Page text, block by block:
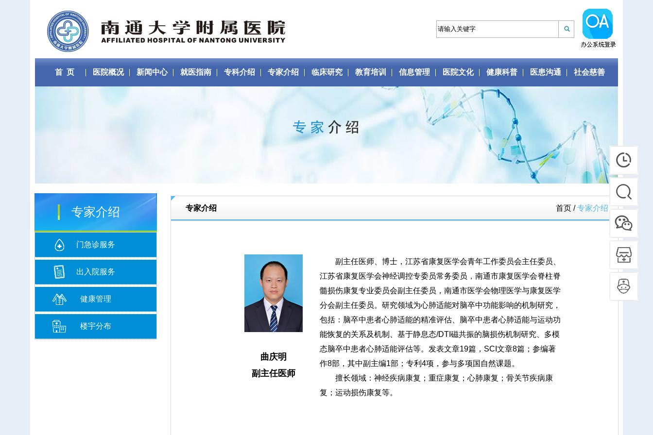
首 页 医院概况 新闻中心 就医指南 专科介绍 专家介绍 临床研究 教育培训 信息管理 医院文化 健康科普 医患沟通 社会慈善
专家介绍
门急诊服务
出入院服务
健康管理
楼宇分布
专家介绍 首页 /专家介绍
曲庆明
副主任医师
副主任医师、博士，江苏省康复医学会青年工作委员会主任委员、
江苏省康复医学会神经调控专委员常务委员，南通市康复医学会脊柱脊
髓损伤康复专业委员会副主任委员，南通市医学会物理医学与康复医学
分会副主任委员。研究领域为心肺适能对脑卒中功能影响的机制研究，
包括：脑卒中患者心肺适能的精准评估、脑卒中患者心肺适能与运动功
能恢复的关系及机制、基于静息态/DTI磁共振的脑损伤机制研究、多模
态脑卒中患者心肺适能评估等。发表文章19篇，SCI文章8篇；参编著
作8部，其中副主编1部；专利4项，参与多项国自然课题。
擅长领域：神经疾病康复；重症康复；心肺康复；骨关节疾病康
复；运动损伤康复等。